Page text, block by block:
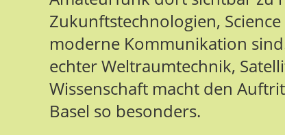
Zukunftstechnologien,
moderne Kommunikation
echter Weltraumtechnik,
Wissenschaft macht den
Basel so besonders.